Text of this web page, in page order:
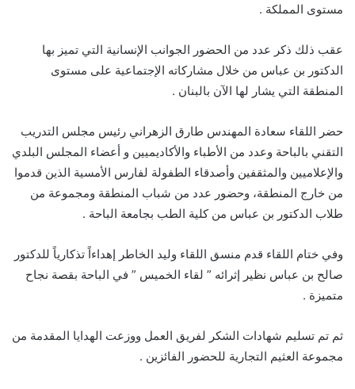
مستوى المملكة .
عقب ذلك ذكر عدد من الحضور الجوانب الإنسانية التي تميز بها
الدكتور بن عباس من خلال مشاركاته الإجتماعية على مستوى
المنطقة التي يشار لها الآن بالبنان .
حضر اللقاء سعادة المهندس طارق الزهراني رئيس مجلس التدريب
التقني بالباحة وعدد من الأطباء والأكاديميين و أعضاء المجلس البلدي
والإعلاميين والمثقفين وأصدقاء الطفولة لفارس الأمسية الذين قدموا
من خارج المنطقة، وحضور عدد من شباب المنطقة ومجموعة من
طلاب الدكتور بن عباس من كلية الطب بجامعة الباحة .
وفي ختام اللقاء قدم منسق اللقاء وليد الخاطر إهداءاً تذكارياً للدكتور
صالح بن عباس نظير إثرائه ” لقاء الخميس ” في الباحة بقصة نجاح
متميزة .
ثم تم تسليم شهادات الشكر لفريق العمل ووزعت الهدايا المقدمة من
مجموعة العثيم التجارية للحضور الفائزين .